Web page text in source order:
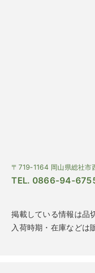
〒719-1164 岡山県総社市
TEL. 0866-94-
掲載している情報は品
入荷時期・在庫などは